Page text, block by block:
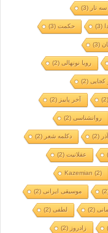
سه تار (3)
(3) حکمت(3)
(3)
رویا نونهالی(2)
کجایی(2)
آخر پاییز (2)
روانشناسی(2)
(2) دکلمه شعر (2)
عقلانیت(2)
Kazemian (2)
موسیقی ایرانی(2)
(2) لطفی(2)
زادروز (2)